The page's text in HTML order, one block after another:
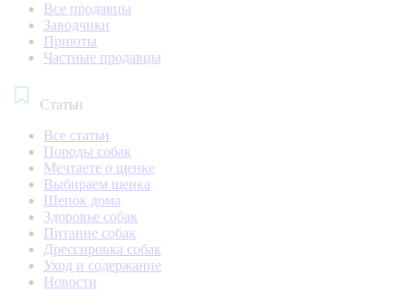
Все продавцы
Заводчики
Приюты
Частные продавцы
Статьи
Все статьи
Породы собак
Мечтаете о щенке
Выбираем щенка
Щенок дома
Здоровье собак
Питание собак
Дрессировка собак
Уход и содержание
Новости